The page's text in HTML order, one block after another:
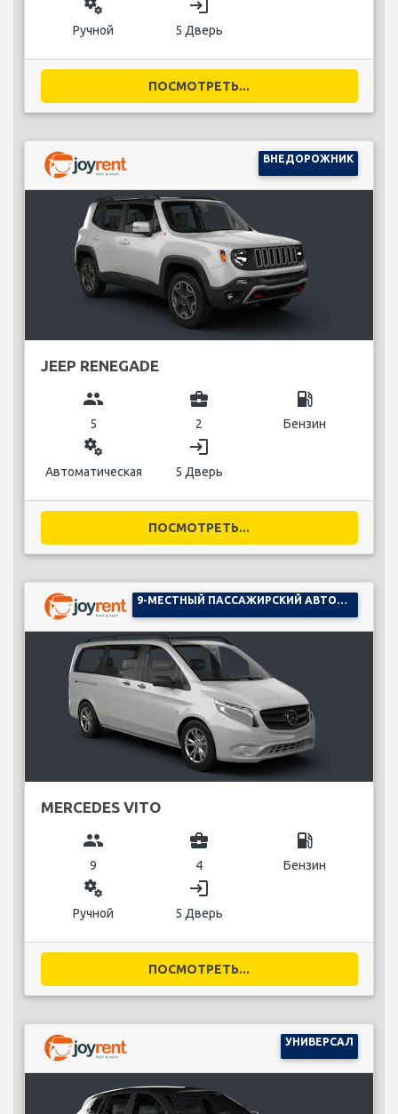
miscellaneous_services
Ручной
login
5 Дверь
ПОСМОТРЕТЬ...
ВНЕДОРОЖНИК
JEEP RENEGADE
group
5
business_center
2
local_gas_station
Бензин
miscellaneous_services
Автоматическая
login
5 Дверь
ПОСМОТРЕТЬ...
MERCEDES VITO
group
9
business_center
4
local_gas_station
Бензин
miscellaneous_services
Ручной
login
5 Дверь
ПОСМОТРЕТЬ...
УНИВЕРСАЛ